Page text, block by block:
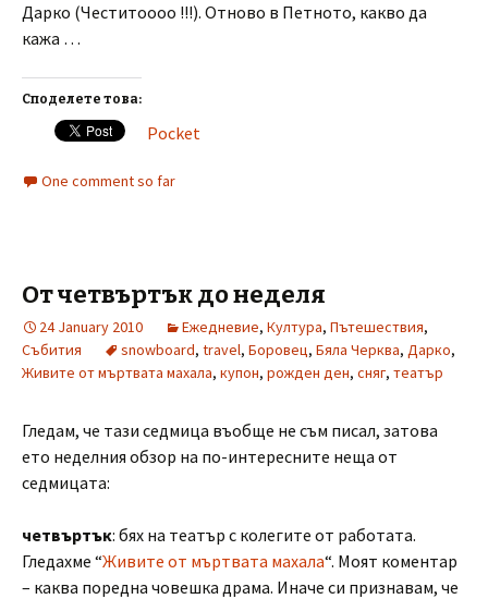
Дарко (Честитоооо !!!). Отново в Петното, какво да
кажа …
Споделете това:
Pocket
One comment so far
От четвъртък до неделя
24 January 2010 Ежедневие, Култура, Пътешествия,
Събития
snowboard, travel, Боровец, Бяла Черква, Дарко,
Живите от мъртвата махала, купон, рожден ден, сняг, театър
Гледам, че тази седмица въобще не съм писал, затова
ето неделния обзор на по-интересните неща от
седмицата:
четвъртък: бях на театър с колегите от работата.
Гледахме “Живите от мъртвата махала“. Моят коментар
– каква поредна човешка драма. Иначе си признавам, че